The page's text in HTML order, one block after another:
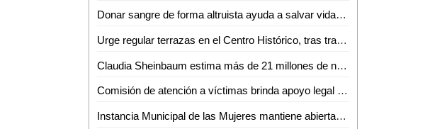
Donar sangre de forma altruista ayuda a salvar vidas: IMSS San Luis Potosí
Urge regular terrazas en el Centro Histórico, tras tragedia en el "Rich"
Claudia Sheinbaum estima más de 21 millones de niñas, niños y jóvenes beneficiados durante su sexenio con la beca para estudiantes de educación básica
Comisión de atención a víctimas brinda apoyo legal por accidente en Rich
Instancia Municipal de las Mujeres mantiene abierta "Colecta para una Menstruación Digna"